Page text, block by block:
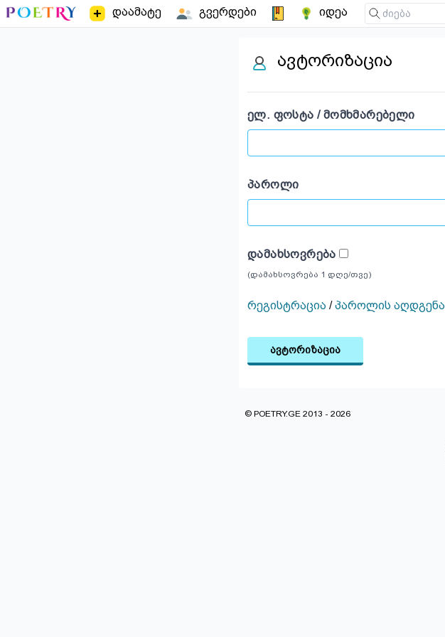
დაამატე გვერდები იდეა
ავტორიზაცია
ᲔᲚ. ᲤᲝᲡᲢᲐ / ᲛᲝᲛᲮᲛᲐᲠᲔᲑᲔᲚᲘ
ᲞᲐᲠᲝᲚᲘ
ᲓᲐᲛᲐᲮᲡᲝᲕᲠᲔᲑᲐ
(დამახსოვრება 1 დღე/თვე)
რეგისტრაცია /პაროლის აღდგენა
ავტორიზაცია
© POETRY.GE 2013 - 2026